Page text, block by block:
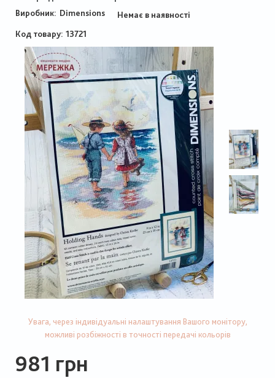
Виробник: Dimensions
Немає в наявності
Код товару 13721
Увага, через індивідуальні налаштування Вашого монітору,
можливі розбіжності в точності передачі кольорів
981 грн